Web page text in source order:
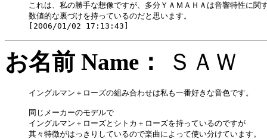
これは、私の勝手な想像ですが、多分ＹＡＭＡＨＡは音響特性に関
数値的な裏づけを持っているのだと思います。
お名前 Name： ＳＡ
イングルマン＋ローズの組み合わせは私も一番好きな音色です。
同じメーカーのモデルで
イングルマン＋ローズとシトカ＋ローズを持っているのですが
其々特徴がはっきりしているので楽曲によって使い分けています。